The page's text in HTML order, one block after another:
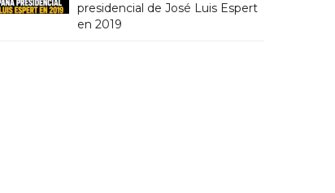
presidencial de José Luis Espert
en 2019